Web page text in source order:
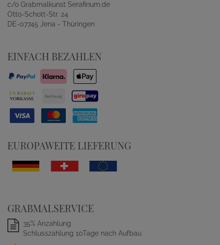
c/o Grabmalkunst Serafinum.de
Otto-Schott-Str. 24
DE-07745 Jena - Thüringen
EINFACH BEZAHLEN
EUROPAWEITE LIEFERUNG
GRABMALSERVICE
35% Anzahlung
Schlusszahlung 10Tage nach Aufbau